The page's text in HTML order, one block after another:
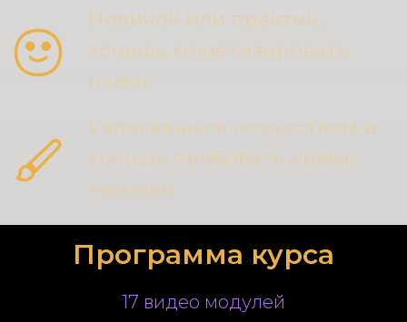
Программа курса
17 видео модулей